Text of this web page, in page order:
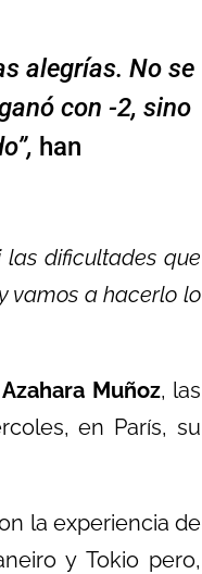
alegrías. No se
con -2, sino
han
las dificultades que
vamos a hacerlo lo
Azahara Muñoz, las
en París, su
la experiencia de
y Tokio pero,